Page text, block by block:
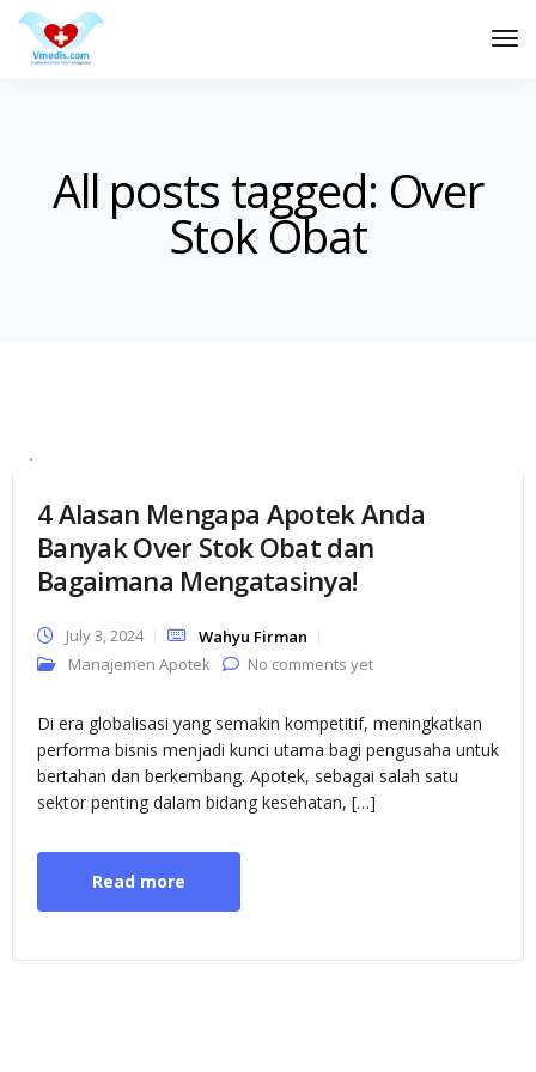
All posts tagged: Over
Stok Obat
4 Alasan Mengapa Apotek Anda
Banyak Over Stok Obat dan
Bagaimana Mengatasinya!
July 3, 2024
Wahyu Firman
Manajemen Apotek
No comments yet
Di era globalisasi yang semakin kompetitif, meningkatkan
performa bisnis menjadi kunci utama bagi pengusaha untuk
bertahan dan berkembang. Apotek, sebagai salah satu
sektor penting dalam bidang kesehatan, […]
Read more